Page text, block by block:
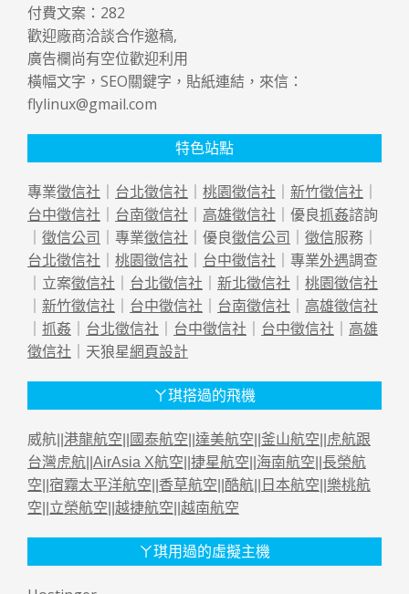
付費文案： 282
歡迎廠商洽談合作邀稿,
廣告欄尚有空位歡迎利用
橫幅文字，SEO關鍵字，貼紙連結，來信：
flylinux@gmail.com
特色站點
專業徵信社 ｜ 台北徵信社 ｜ 桃園徵信社 ｜ 新竹徵信社 ｜
台中徵信社 ｜ 台南徵信社 ｜ 高雄徵信社 ｜優良抓姦諮詢
｜ 徵信公司 ｜專業徵信社 ｜優良徵信公司 ｜ 徵信服務｜
台北徵信社 ｜ 桃園徵信社 ｜ 台中徵信社 ｜專業外遇調查
｜立案徵信社 ｜ 台北徵信社 ｜ 新北徵信社 ｜ 桃園徵信社
｜ 新竹徵信社 ｜ 台中徵信社 ｜ 台南徵信社 ｜ 高雄徵信社
｜ 抓姦 ｜ 台北徵信社 ｜ 台中徵信社 ｜ 台中徵信社 ｜ 高雄
徵信社 ｜天狼星網頁設計
ㄚ琪搭過的飛機
威航|| 港龍航空 國泰航空 達美航空 釜山航空
虎航跟
台灣虎航 AirAsia X航空 捷星航空 海南航空 長榮航
空 宿霧太平洋航空 香草航空 酷航 日本航空 樂桃航
空 立榮航空 越捷航空 越南航空
ㄚ琪用過的虛擬主機